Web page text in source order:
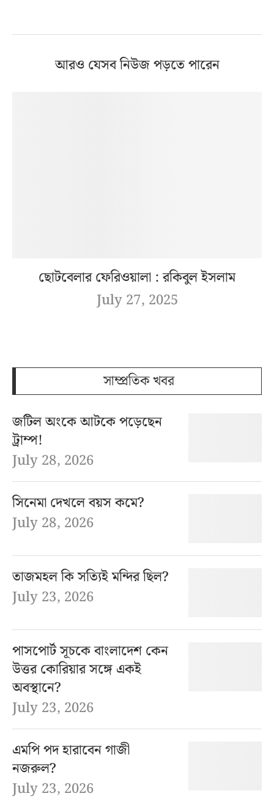
আরও যেসব নিউজ পড়তে পারেন
ছোটবেলার ফেরিওয়ালা : রকিবুল ইসলাম
July 27, 2025
সাম্প্রতিক খবর
জটিল অংকে আটকে পড়েছেন
ট্রাম্প!
July 28, 2026
সিনেমা দেখলে বয়স কমে?
July 28, 2026
তাজমহল কি সত্যিই মন্দির ছিল?
July 23, 2026
পাসপোর্ট সূচকে বাংলাদেশ কেন
উত্তর কোরিয়ার সঙ্গে একই
অবস্থানে?
July 23, 2026
এমপি পদ হারাবেন গাজী
নজরুল?
July 23, 2026